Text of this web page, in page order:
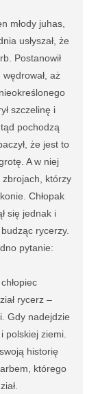
młody juhas,
usłyszał, że
Postanowił
aż
szczelinę i
pochodzą
że jest to
A w niej
zbrojach, którzy
Chłopak
się jednak i
rycerzy.
pytanie:
rycerz –
Gdy nadejdzie
polskiej ziemi.
historię
którego